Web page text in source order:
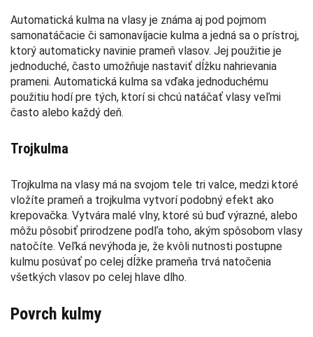
Automatická kulma na vlasy je známa aj pod pojmom
samonatáčacie či samonavíjacie kulma a jedná sa o prístroj,
ktorý automaticky navinie prameň vlasov. Jej použitie je
jednoduché, často umožňuje nastaviť dĺžku nahrievania
prameni. Automatická kulma sa vďaka jednoduchému
použitiu hodí pre tých, ktorí si chcú natáčať vlasy veľmi
často alebo každý deň.
Trojkulma
Trojkulma na vlasy má na svojom tele tri valce, medzi ktoré
vložíte prameň a trojkulma vytvorí podobný efekt ako
krepovačka. Vytvára malé vlny, ktoré sú buď výrazné, alebo
môžu pôsobiť prirodzene podľa toho, akým spôsobom vlasy
natočíte. Veľká nevýhoda je, že kvôli nutnosti postupne
kulmu posúvať po celej dĺžke prameňa trvá natočenia
všetkých vlasov po celej hlave dlho.
Povrch kulmy